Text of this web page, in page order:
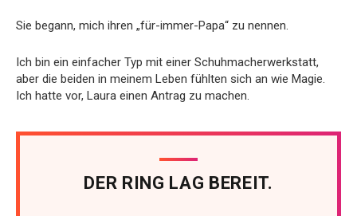
Sie begann, mich ihren „für-immer-Papa“ zu nennen.
Ich bin ein einfacher Typ mit einer Schuhmacherwerkstatt,
aber die beiden in meinem Leben fühlten sich an wie Magie.
Ich hatte vor, Laura einen Antrag zu machen.
DER RING LAG BEREIT.